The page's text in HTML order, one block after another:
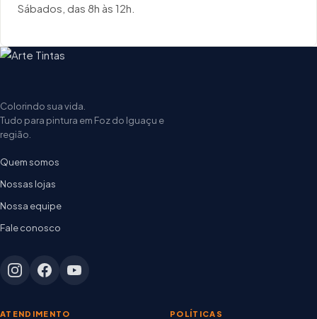
Sábados, das 8h às 12h.
Colorindo sua vida.
Tudo para pintura em Foz do Iguaçu e
região.
Quem somos
Nossas lojas
Nossa equipe
Fale conosco
ATENDIMENTO POLÍTICAS